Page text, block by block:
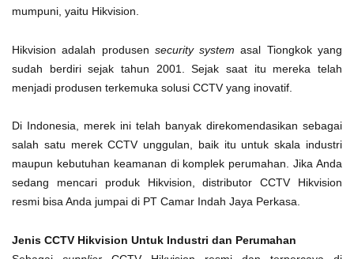
mumpuni, yaitu Hikvision.
Hikvision adalah produsen security system asal Tiongkok yang
sudah berdiri sejak tahun 2001. Sejak saat itu mereka telah
menjadi produsen terkemuka solusi CCTV yang inovatif.
Di Indonesia, merek ini telah banyak direkomendasikan sebagai
salah satu merek CCTV unggulan, baik itu untuk skala industri
maupun kebutuhan keamanan di komplek perumahan. Jika Anda
sedang mencari produk Hikvision, distributor CCTV Hikvision
resmi bisa Anda jumpai di PT Camar Indah Jaya Perkasa.
Jenis CCTV Hikvision Untuk Industri dan Perumahan